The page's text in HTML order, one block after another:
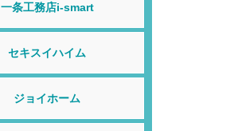
一条工務店i-smart
セキスイハイム
ジョイホーム